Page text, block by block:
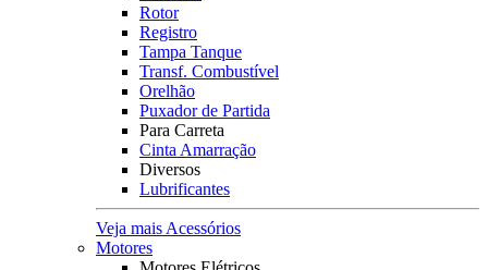
Rotor
Registro
Tampa Tanque
Transf. Combustível
Orelhão
Puxador de Partida
Para Carreta
Cinta Amarração
Diversos
Lubrificantes
Veja mais Acessórios
Motores